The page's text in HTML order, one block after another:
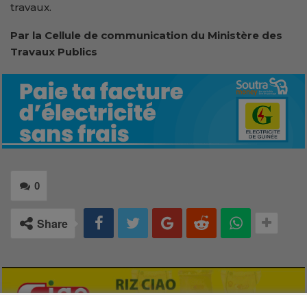
travaux.
Par la Cellule de communication du Ministère des
Travaux Publics
0
Share